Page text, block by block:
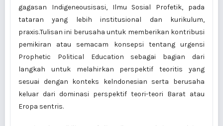
gagasan Indigeneousisasi, Ilmu Sosial Profetik, pada
tataran yang lebih institusional dan kurikulum,
praxis.Tulisan ini berusaha untuk memberikan kontribusi
pemikiran atau semacam konsepsi tentang urgensi
Prophetic Political Education sebagai bagian dari
langkah untuk melahirkan perspektif teoritis yang
sesuai dengan konteks kelndonesian serta berusaha
keluar dari dominasi perspektif teori-teori Barat atau
Eropa sentris.